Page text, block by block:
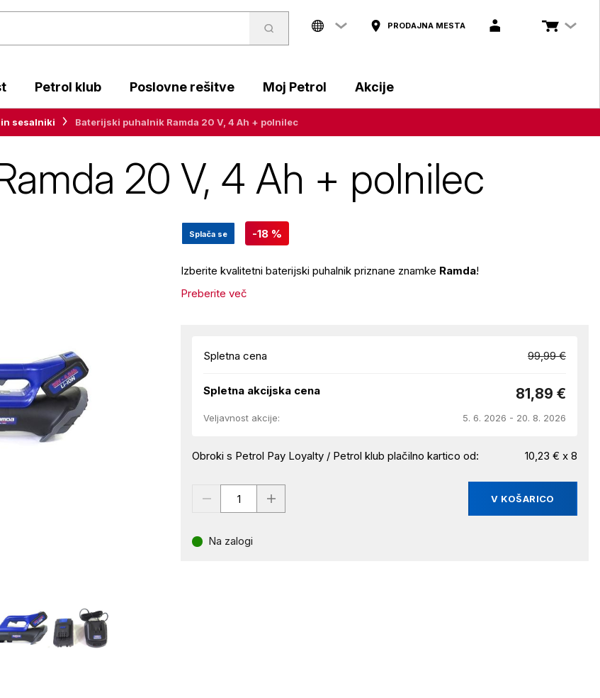
PRODAJNA MESTA
Petrol klub Poslovne rešitve Moj Petrol Akcije
sesalniki Baterijski puhalnik Ramda 20 V, 4 Ah + polnilec
20 V, 4 Ah + polnilec
Splača se -18 %
Izberite kvalitetni baterijski puhalnik priznane znamke Ramda!
Preberite več
Spletna cena 99,99 €
Spletna akcijska cena 81,89 €
Veljavnost akcije: 5. 6. 2026 - 20. 8. 2026
Obroki s Petrol Pay Loyalty / Petrol klub plačilno kartico od: 10,23 € x 8
V KOŠARICO
Na zalogi